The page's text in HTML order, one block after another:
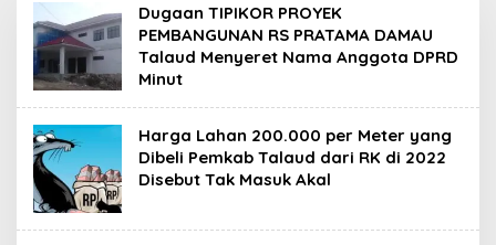
Dugaan TIPIKOR PROYEK
PEMBANGUNAN RS PRATAMA DAMAU
Talaud Menyeret Nama Anggota DPRD
Minut
Harga Lahan 200.000 per Meter yang
Dibeli Pemkab Talaud dari RK di 2022
Disebut Tak Masuk Akal